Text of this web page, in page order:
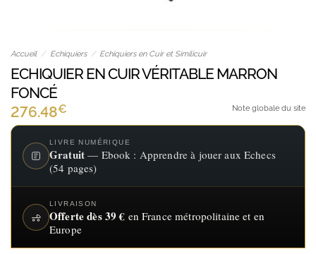
Accueil / Echiquiers / Echiquiers en Cuir et Similicuir
ECHIQUIER EN CUIR VÉRITABLE MARRON
FONCÉ
276.48€ Note globale du site
LIVRE NUMÉRIQUE
Gratuit — Ebook : Apprendre à jouer aux Echecs
(54 pages)
LIVRAISON
Offerte dès 39 € en France métropolitaine et en
Europe